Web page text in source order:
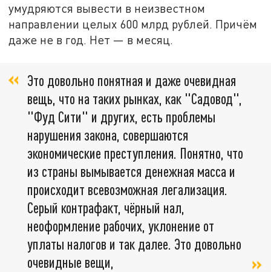
умудряются вывести в неизвестном
направлении целых 600 млрд рублей. Причём
даже не в год. Нет — в месяц.
Это довольно понятная и даже очевидная
вещь, что на таких рынках, как "Садовод",
"Фуд Сити" и других, есть проблемы
нарушения закона, совершаются
экономические преступления. Понятно, что
из страны вымывается денежная масса и
происходит всевозможная легализация.
Серый контрафакт, чёрный нал,
неоформление рабочих, уклонение от
уплаты налогов и так далее. Это довольно
очевидные вещи,